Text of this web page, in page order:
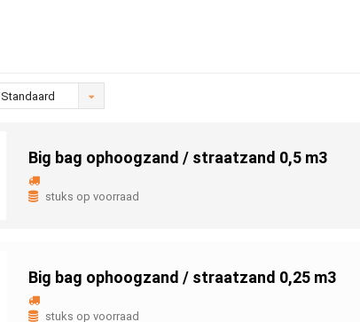
Standaard
Big bag ophoogzand / straatzand 0,5 m3
stuks op voorraad
Big bag ophoogzand / straatzand 0,25 m3
stuks op voorraad